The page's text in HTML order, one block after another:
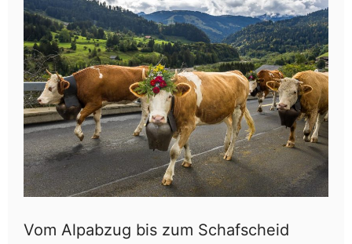
Vom Alpabzug bis zum Schafscheid